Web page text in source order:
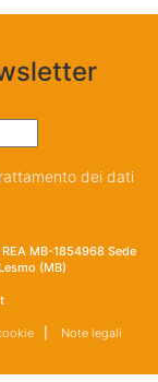
dei dati
MB-1854968 Sede
(MB)
| Note legali